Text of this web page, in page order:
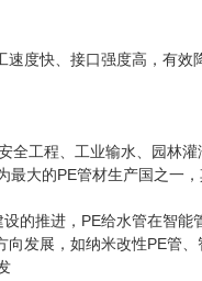
度快、接口强度高，有
工程、工业输水、园林灌
最大的PE管材生产国之
推进，PE给水管在智能
发展，如纳米改性PE管